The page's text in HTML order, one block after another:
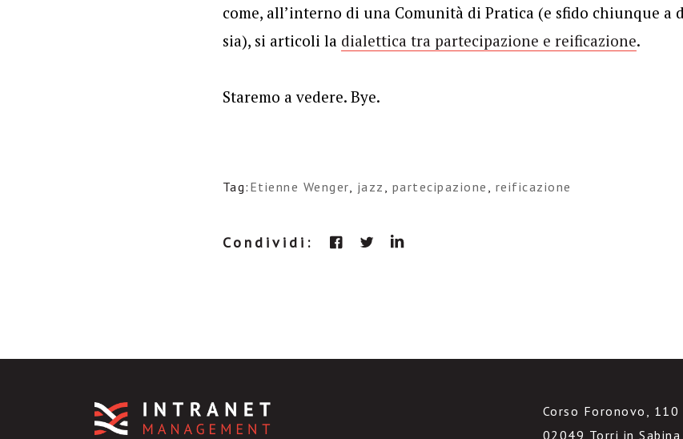
come, all’interno di una Comunità di Pratica (e sfido chiunque a
sia), si articoli la dialettica tra partecipazione e reificazione.
Staremo a vedere. Bye.
Tag: Etienne Wenger, jazz , partecipazione , reificazione
Condividi:
Corso Foronovo, 110
02049 Torri in Sabina